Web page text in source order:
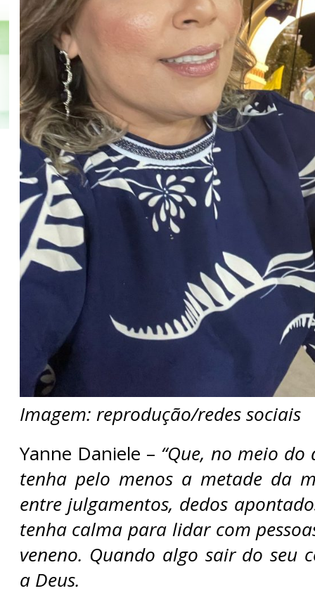
Imagem: reprodução/redes sociais
Yanne Daniele – “Que, no meio do
tenha pelo menos a metade da
entre julgamentos, dedos
tenha calma para lidar com
veneno. Quando algo sair do seu
a Deus.